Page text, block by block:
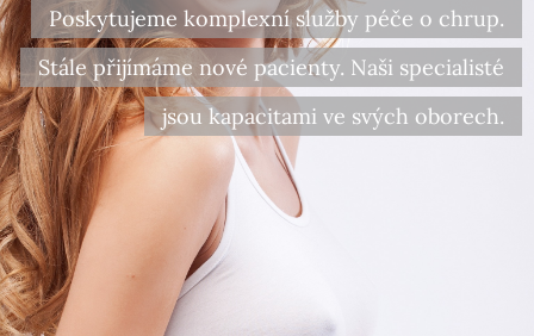
Poskytujeme komplexní služby péče o chrup.
Stále přijímáme nové pacienty. Naši specialisté
jsou kapacitami ve svých oborech.